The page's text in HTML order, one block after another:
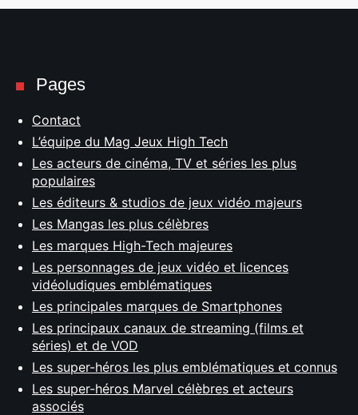
Pages
Contact
L’équipe du Mag Jeux High Tech
Les acteurs de cinéma, TV et séries les plus
populaires
Les éditeurs & studios de jeux vidéo majeurs
Les Mangas les plus célèbres
Les marques High-Tech majeures
Les personnages de jeux vidéo et licences
vidéoludiques emblématiques
Les principales marques de Smartphones
Les principaux canaux de streaming (films et
séries) et de VOD
Les super-héros les plus emblématiques et connus
Les super-héros Marvel célèbres et acteurs
associés